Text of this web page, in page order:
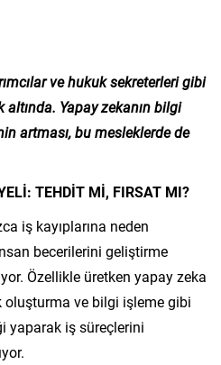
ve hukuk sekreterleri gibi
Yapay zekanın bilgi
artması, bu mesleklerde de
TEHDİT Mİ, FIRSAT MI?
iş kayıplarına neden
becerilerini geliştirme
Özellikle üretken yapay zeka
ve bilgi işleme gibi
yaparak iş süreçlerini